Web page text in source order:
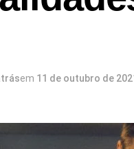
em 11 de outubro de